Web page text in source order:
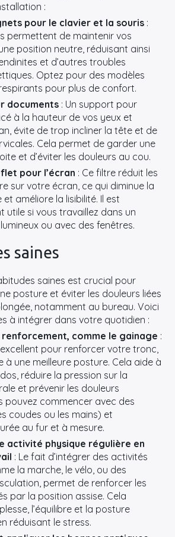
:
pour le clavier et la souris :
permettent de maintenir vos
position neutre, réduisant ainsi
et d’autres troubles
Optez pour des modèles
pour plus de confort.
documents : Un support pour
à la hauteur de vos yeux et
évite de trop incliner la tête et de
Cela permet de garder une
et d’éviter les douleurs au cou.
pour l’écran : Ce filtre réduit les
sur votre écran, ce qui diminue la
améliore la lisibilité. Il est
utile si vous travaillez dans un
ou avec des fenêtres.
saines
saines est crucial pour
posture et éviter les douleurs liées
notamment au bureau. Voici
à intégrer dans votre quotidien :
renforcement, comme le gainage :
pour renforcer votre tronc,
à une meilleure posture. Cela aide à
réduire la pression sur la
et prévenir les douleurs
pouvez commencer avec des
coudes ou les mains) et
au fur et à mesure.
activité physique régulière en
: Le fait d’intégrer des activités
la marche, le vélo, ou des
permet de renforcer les
par la position assise. Cela
l’équilibre et la posture
réduisant le stress.